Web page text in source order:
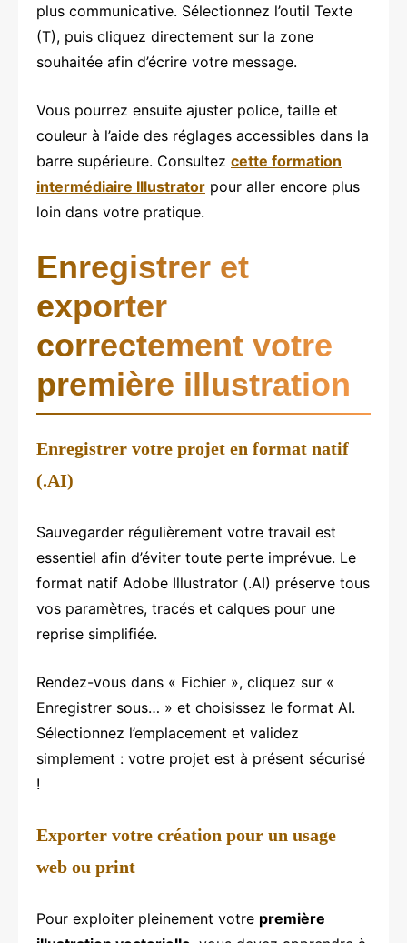
plus communicative. Sélectionnez l’outil Texte
(T), puis cliquez directement sur la zone
souhaitée afin d’écrire votre message.
Vous pourrez ensuite ajuster police, taille et
couleur à l’aide des réglages accessibles dans la
barre supérieure. Consultez cette formation
intermédiaire Illustrator pour aller encore plus
loin dans votre pratique.
Enregistrer et
exporter
correctement votre
première illustration
Enregistrer votre projet en format natif
(.AI)
Sauvegarder régulièrement votre travail est
essentiel afin d’éviter toute perte imprévue. Le
format natif Adobe Illustrator (.AI) préserve tous
vos paramètres, tracés et calques pour une
reprise simplifiée.
Rendez-vous dans « Fichier », cliquez sur «
Enregistrer sous… » et choisissez le format AI.
Sélectionnez l’emplacement et validez
simplement : votre projet est à présent sécurisé
!
Exporter votre création pour un usage
web ou print
Pour exploiter pleinement votre première